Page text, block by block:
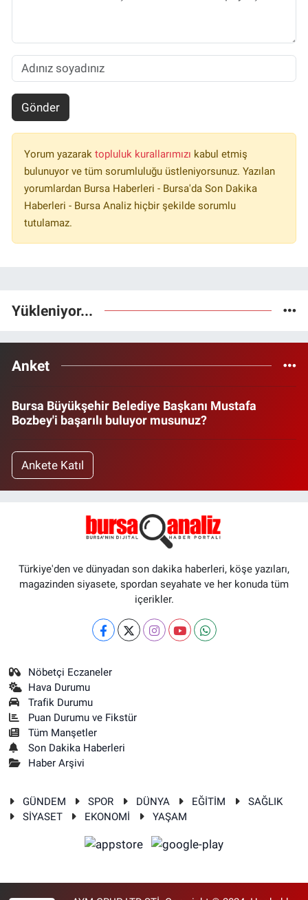
Gönder
Yorum yazarak topluluk kurallarımızı kabul etmiş
bulunuyor ve tüm sorumluluğu üstleniyorsunuz. Yazılan
yorumlardan Bursa Haberleri - Bursa'da Son Dakika
Haberleri - Bursa Analiz hiçbir şekilde sorumlu
tutulamaz.
Yükleniyor...
Anket
Bursa Büyükşehir Belediye Başkanı Mustafa
Bozbey'i başarılı buluyor musunuz?
Ankete Katıl
Türkiye'den ve dünyadan son dakika haberleri, köşe yazıları,
magazinden siyasete, spordan seyahate ve her konuda tüm
içerikler.
Nöbetçi Eczaneler
Hava Durumu
Trafik Durumu
Puan Durumu ve Fikstür
Tüm Manşetler
Son Dakika Haberleri
Haber Arşivi
GÜNDEM SPOR DÜNYA EĞİTİM
SAĞLIK
SİYASET
EKONOMİ YAŞAM